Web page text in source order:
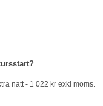
natt - 1 022 kr exkl moms.